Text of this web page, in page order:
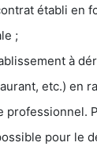
établi en
;
à
etc.) en
professionnel.
pour le